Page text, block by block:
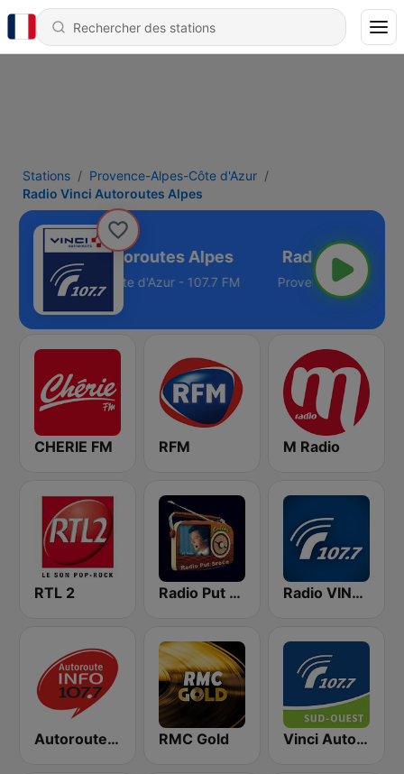
Stations
Provence-Alpes-Côte d'Azur
Radio Vinci Autoroutes Alpes
Radio Vinci Autoroutes Alpes
Provence-Alpes-Côte d'Azur - 107.7 FM
CHERIE FM RFM M Radio
RTL 2 Radio Put Sreće Radio VINCI Autoroutes
Autoroute Info Sud RMC Gold Vinci Autoroute Sud-Ouest